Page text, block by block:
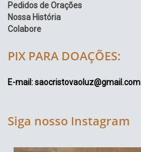
Pedidos de Orações
Nossa História
Colabore
PIX PARA DOAÇÕES:
E-mail: saocristovaoluz@gmail.com
Siga nosso Instagram